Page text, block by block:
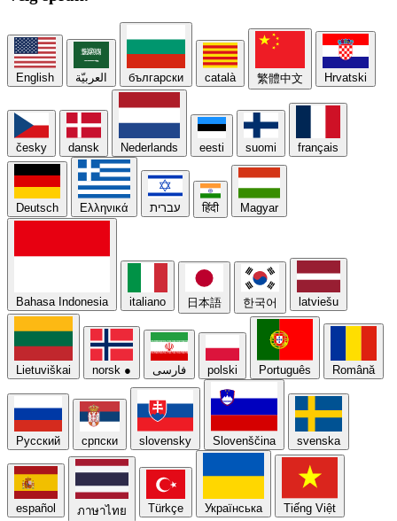
English العربيّة български català 繁體中文 Hrvatski
česky dansk Nederlands eesti suomi français
Deutsch Ελληνικά עברית हिंदी Magyar
Bahasa Indonesia italiano 日本語 한국어 latviešu
Lietuviškai norsk ● فارسی polski Português Română
Русский српски slovensky Slovenščina svenska
español ภาษาไทย Türkçe Українська Tiếng Việt